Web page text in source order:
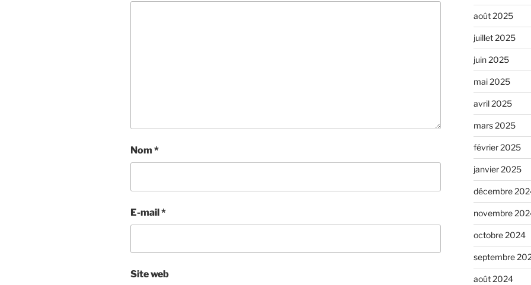
Nom *
E-mail*
Site web
août 2025
juillet 2025
juin 2025
mai 2025
avril 2025
mars 2025
février 2025
janvier 2025
décembre
novembre
octobre 2024
septembre
août 2024